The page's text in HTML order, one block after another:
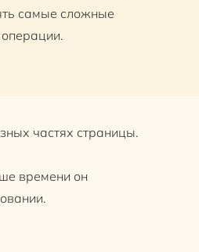
самые сложные
операции.
частях страницы.
времени он